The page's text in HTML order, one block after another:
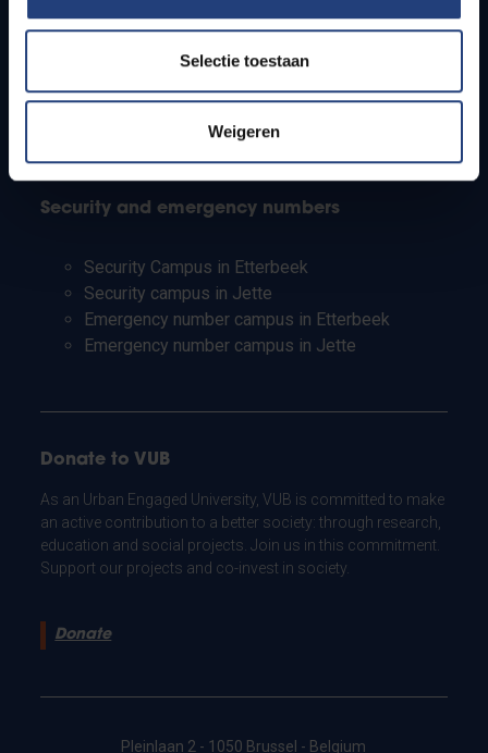
Selectie toestaan
Weigeren
Students
PhD students
Teachers and secondary schools
Working students
Security and emergency numbers
Security Campus in Etterbeek
Security campus in Jette
Emergency number campus in Etterbeek
Emergency number campus in Jette
Donate to VUB
As an Urban Engaged University, VUB is committed to make
an active contribution to a better society: through research,
education and social projects. Join us in this commitment.
Support our projects and co-invest in society.
Donate
Pleinlaan 2 - 1050 Brussel - Belgium